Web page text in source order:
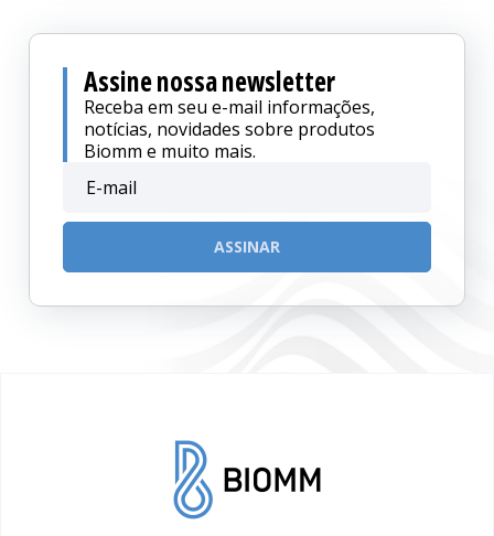
Assine nossa newsletter
Receba em seu e-mail informações,
notícias, novidades sobre produtos
Biomm e muito mais.